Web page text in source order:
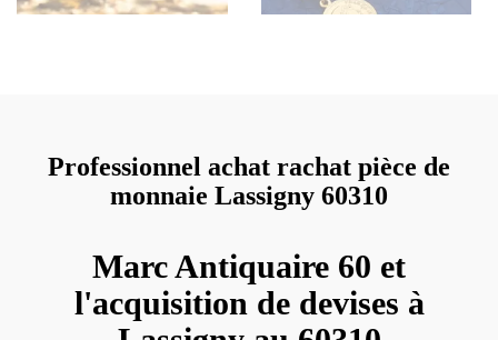
Professionnel achat rachat pièce de
monnaie Lassigny 60310
Marc Antiquaire 60 et
l'acquisition de devises à